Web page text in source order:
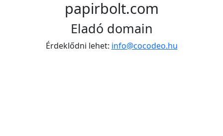
papirbolt.com
Eladó domain
Érdeklődni lehet: info@cocodeo.hu